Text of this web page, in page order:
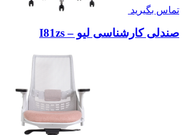
تماس بگیرید
صندلی کارشناسی لیو – I81zs